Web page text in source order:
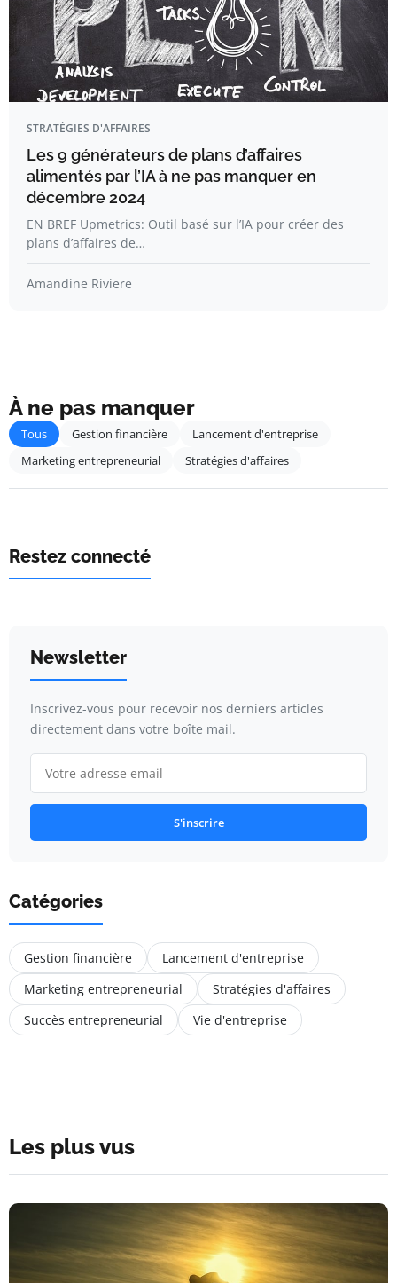
STRATÉGIES D'AFFAIRES
Les 9 générateurs de plans d’affaires
alimentés par l’IA à ne pas manquer en
décembre 2024
EN BREF Upmetrics: Outil basé sur l’IA pour créer des
plans d’affaires de…
Amandine Riviere
À ne pas manquer
Tous Gestion financière
Lancement d'entreprise
Marketing entrepreneurial
Stratégies d'affaires
Restez connecté
Newsletter
Inscrivez-vous pour recevoir nos derniers articles
directement dans votre boîte mail.
S'inscrire
Catégories
Gestion financière
Lancement d'entreprise
Marketing entrepreneurial
Stratégies d'affaires
Succès entrepreneurial
Vie d'entreprise
Les plus vus